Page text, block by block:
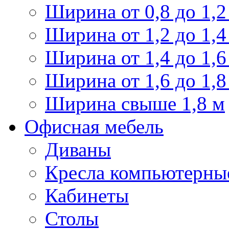
Ширина от 0,8 до
Ширина от 1,2 до
Ширина от 1,4 до
Ширина от 1,6 до
Ширина свыше 1,8 м
Офисная мебель
Диваны
Кресла
Кабинеты
Столы